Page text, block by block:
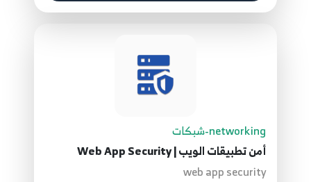
networking-شبكات
أمن تطبيقات الويب | Web App Security
web app security